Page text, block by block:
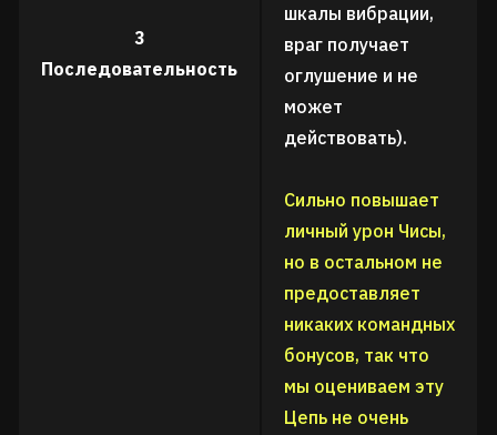
3
Последовательность
шкалы вибрации,
враг получает
оглушение и не
может
действовать).
Сильно повышает
личный урон Чисы,
но в остальном не
предоставляет
никаких командных
бонусов, так что
мы оцениваем эту
Цепь не очень